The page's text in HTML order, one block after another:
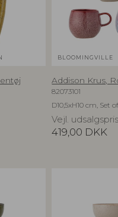
BLOOMINGVILLE
Addison Krus,
82073101
D10,5xH10 cm, Set
Vejl. udsalgspris
419,00 DKK